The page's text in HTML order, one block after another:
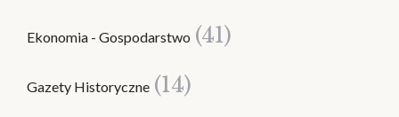
Ekonomia - Gospodarstwo (41)
Gazety Historyczne (14)